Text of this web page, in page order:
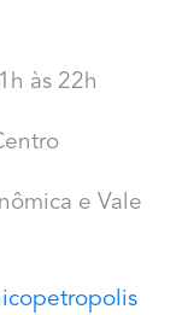
às 22h
e Vale